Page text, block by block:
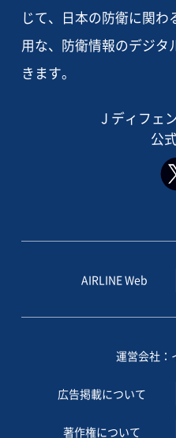
じて、日本の防衛に関
用な、防衛情報のデジタ
きます。
J ディフェ
公
AIRLINE Web
運営会社：
広告掲載について
著作権について